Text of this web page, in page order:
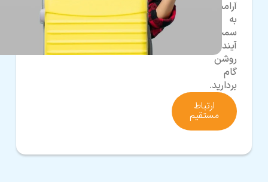
آرامش
سمت
آینده‌ای
روشن
گام
بردارید.
ارتباط
مستقیم